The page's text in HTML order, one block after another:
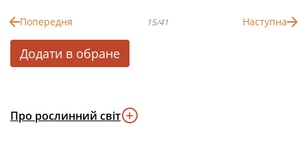
Попередня 15/41 Наступна
Додати в обране
Про рослинний світ